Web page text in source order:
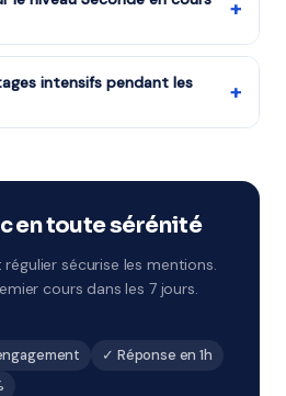
moitié du coût de vos cours.
est agréé services à la
+
dispose de professeurs
pour le programme de
leur pédagogie et leur
de Lycée.
intensifs pendant les
+
en toute sérénité
sécurise les mentions.
cours dans les 7 jours.
✓ Réponse en 1h